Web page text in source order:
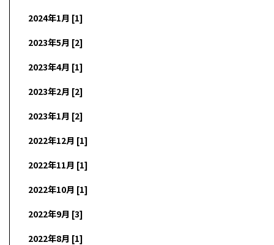
2024年1月 [1]
2023年5月 [2]
2023年4月 [1]
2023年2月 [2]
2023年1月 [2]
2022年12月 [1]
2022年11月 [1]
2022年10月 [1]
2022年9月 [3]
2022年8月 [1]